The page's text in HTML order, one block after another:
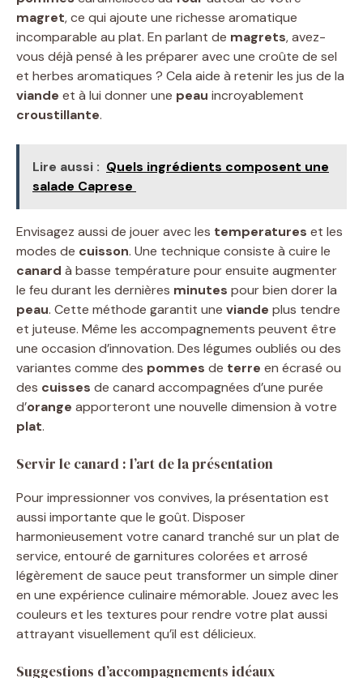
magret, ce qui ajoute une richesse aromatique
incomparable au plat. En parlant de magrets, avez-
vous déjà pensé à les préparer avec une croûte de sel
et herbes aromatiques ? Cela aide à retenir les jus de la
viande et à lui donner une peau incroyablement
croustillante.
Lire aussi : Quels ingrédients composent une
salade Caprese ​
Envisagez aussi de jouer avec les temperatures et les
modes de cuisson. Une technique consiste à cuire le
canard à basse température pour ensuite augmenter
le feu durant les dernières minutes pour bien dorer la
peau. Cette méthode garantit une viande plus tendre
et juteuse. Même les accompagnements peuvent être
une occasion d’innovation. Des légumes oubliés ou des
variantes comme des pommes de terre en écrasé ou
des cuisses de canard accompagnées d’une purée
d’orange apporteront une nouvelle dimension à votre
plat.
Servir le canard : l’art de la présentation
Pour impressionner vos convives, la présentation est
aussi importante que le goût. Disposer
harmonieusement votre canard tranché sur un plat de
service, entouré de garnitures colorées et arrosé
légèrement de sauce peut transformer un simple diner
en une expérience culinaire mémorable. Jouez avec les
couleurs et les textures pour rendre votre plat aussi
attrayant visuellement qu’il est délicieux.
Suggestions d’accompagnements idéaux